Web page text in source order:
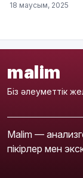
18 маусым, 2025
malim
Біз әлеуметтік
Malim —
пікірлер мен